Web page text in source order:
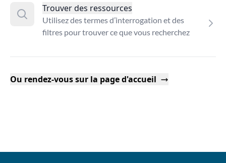
Trouver des ressources
Utilisez des termes d’interrogation et des
filtres pour trouver ce que vous recherchez
Ou rendez-vous sur la page d'accueil